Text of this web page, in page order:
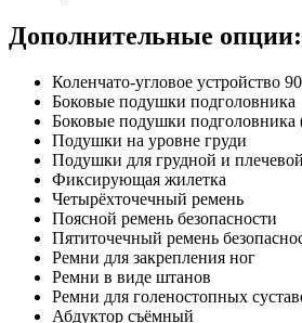
Дополнительные опции:
Коленчато-угловое устройство
Боковые подушки подголовника
Боковые подушки подголовника
Подушки на уровне груди
Подушки для грудной и
Фиксирующая жилетка
Четырёхточечный ремень
Поясной ремень безопасности
Пятиточечный ремень
Ремни для закрепления ног
Ремни в виде штанов
Ремни для голеностопных
Абдуктор съёмный